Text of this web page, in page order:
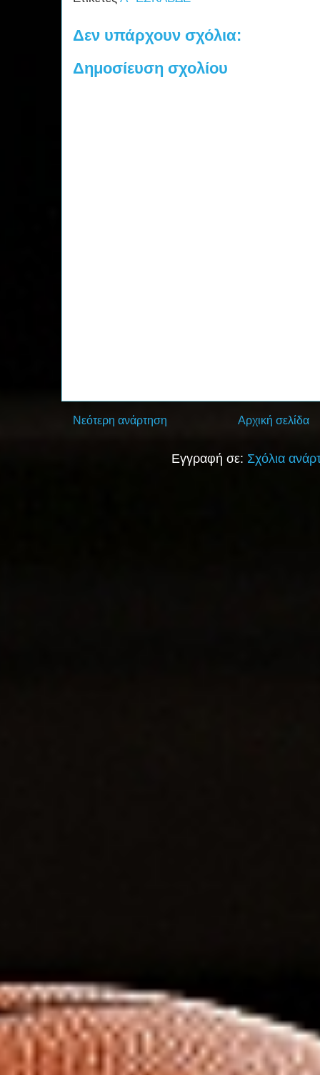
Δεν υπάρχουν σχόλια:
Δημοσίευση σχολίου
Νεότερη ανάρτηση Αρχική σελίδα
Εγγραφή σε: Σχόλια